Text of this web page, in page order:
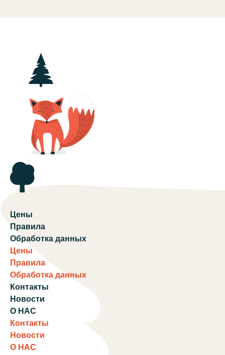
Цены
Правила
Обработка данных
Цены
Правила
Обработка данных
Контакты
Новости
О НАС
Контакты
Новости
О НАС